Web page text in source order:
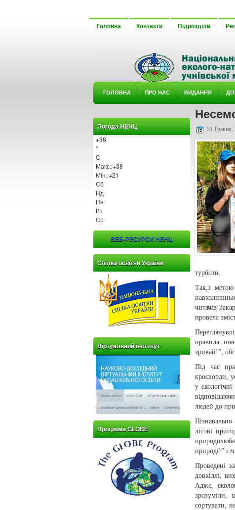
Головна Контакти Підрозділи
ГОЛОВНА ΠРО НАС ВИДАННЯ
Погода НЕНЦ
+36
°
C
Макс.:+38
Мін.:+21
Сб
Нд
Пн
Вт
Ср
ВЕБ-РЕСУРСИ НЕНЦ
Спілка освітян України
Віртуальний інститут
Програма GLOBE
10 Травня,
турботи.
Так,з метою
читачів
провела
правила
зривай!”,
Під час
кросворди,
у
людей до
лісові
природі!” і
Проведені
довкіллі,
Адже,
зрозуміли,
сортувати,